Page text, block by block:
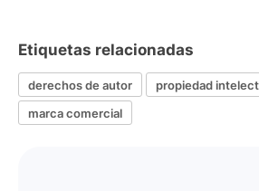
Etiquetas relacionadas
derechos de autor propiedad
marca comercial